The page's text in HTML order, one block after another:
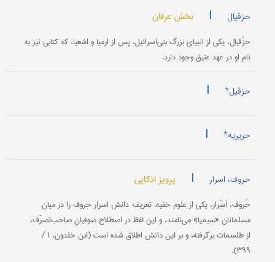
حزقیال | بخش عرفان
حِزْقیال، یکی از انبیای بزرگ بنی‌اسرائیل، پس از ارمیا و اشعیا، که کتابی نیز به
نام او در عهد عتیق وجود دارد.
حزقیل* |
حریریه* |
حروف، اسرار | پرویز اذکایی
حُروف، اَسْرار، یکی از علوم خفیه. تعریف: دانش اسرار حروف را در میان
مسلمانان «سیمیا» می‌نامند، و این لفظ در اصطلاح صوفیانِ صاحب‌تصرّف،
از طلسمات برگرفته، و بر این دانش اطلاق شده ‌است (ابن خلدون، ۱ /
۳۹۹).